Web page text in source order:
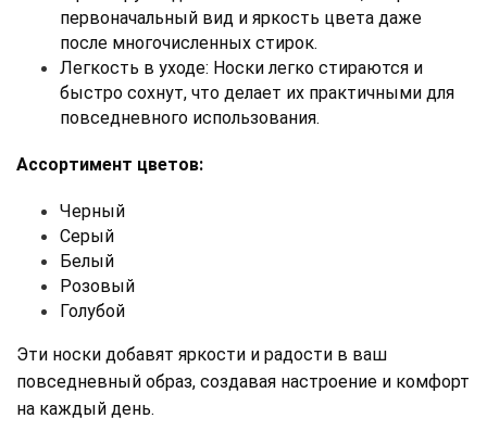
первоначальный вид и яркость цвета даже
после многочисленных стирок.
Легкость в уходе: Носки легко стираются и
быстро сохнут, что делает их практичными для
повседневного использования.
Ассортимент цветов:
Черный
Серый
Белый
Розовый
Голубой
Эти носки добавят яркости и радости в ваш
повседневный образ, создавая настроение и комфорт
на каждый день.